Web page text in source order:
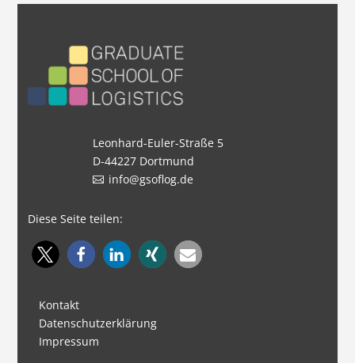
Leonhard-Euler-Straße 5
D-44227 Dortmund
info@gsoflog.de
Diese Seite teilen:
Kontakt
Datenschutzerklärung
Impressum